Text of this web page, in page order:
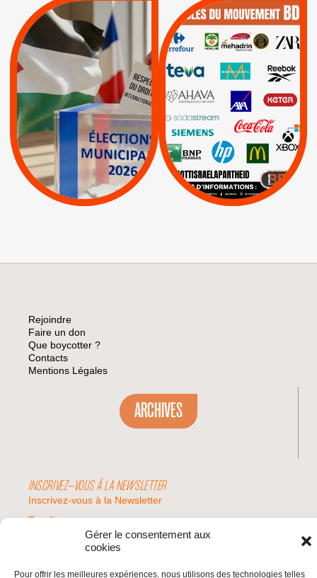
Gérer le consentement aux
cookies
Pour offrir les meilleures expériences, nous utilisons des technologies telles
MUNICIPALES 2026 :
JE VOTE POUR LE
RESPECT DU DROIT
INTERNATIONAL EN
PALESTINE
APPELS | Actus
Espaces Sans
Apartheid
| Lettres d'interpellation
Pétitions
QUE BOYCOTTER ?
BOYCOTT /
AXA BNP | CAF |
Carrefour | HP |
Keter |
Livres et brochures |
Mehadrin | PUMA
Sodastream |
Visuels, tracts,
affiches,...
Rejoindre
Faire un don
Que boycotter ?
Contacts
Mentions Légales
ARCHIVES
INSCRIVEZ-VOUS À LA NEWSLETTER
Inscrivez-vous à la Newsletter
Email